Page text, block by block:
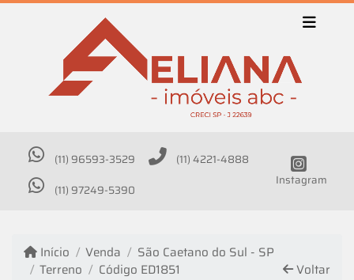
(11) 96593-3529
(11) 4221-4888
(11) 97249-5390
Instagram
Início Venda
São Caetano do Sul - SP
Terreno
Código ED1851 Voltar